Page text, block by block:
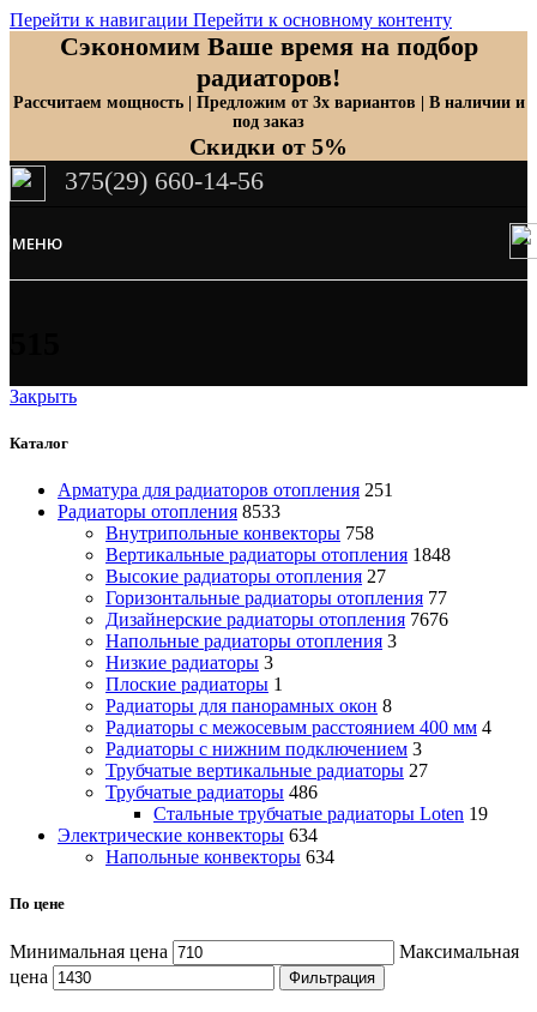
Перейти к навигации Перейти к основному контенту
Сэкономим Ваше время на подбор
радиаторов!
Рассчитаем мощность | Предложим от 3х вариантов | В наличии и
под заказ
Скидки от 5%
375(29) 660-14-56
МЕНЮ
Закрыть
Каталог
Арматура для радиаторов отопления 251
Радиаторы отопления 8533
Внутрипольные конвекторы 758
Вертикальные радиаторы отопления 1848
Высокие радиаторы отопления 27
Горизонтальные радиаторы отопления 77
Дизайнерские радиаторы отопления 7676
Напольные радиаторы отопления 3
Низкие радиаторы 3
Плоские радиаторы 1
Радиаторы для панорамных окон 8
Радиаторы с межосевым расстоянием 400 мм 4
Радиаторы с нижним подключением 3
Трубчатые вертикальные радиаторы 27
Трубчатые радиаторы 486
Cтальные трубчатые радиаторы Loten 19
Электрические конвекторы 634
Напольные конвекторы 634
По цене
Минимальная цена
Максимальная
цена
Фильтрация